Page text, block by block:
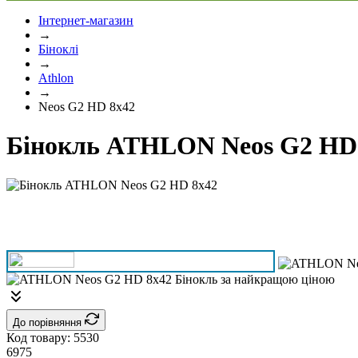
Інтернет-магазин
→
Біноклі
→
Athlon
→
Neos G2 HD 8x42
Бінокль ATHLON Neos G2
До порівняння
Код товару: 5530
6975